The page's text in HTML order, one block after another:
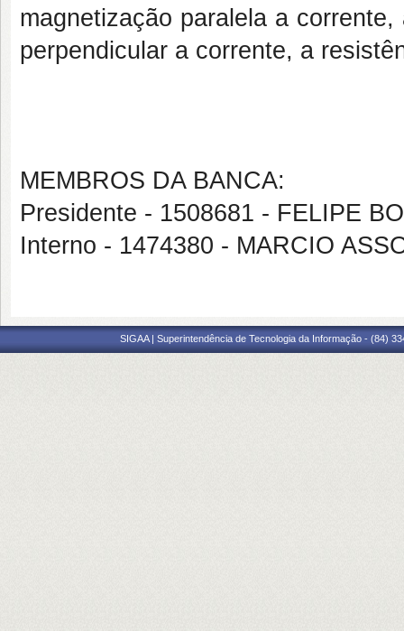
magnetização paralela a
perpendicular a corrente, a
MEMBROS DA BANCA:
Presidente - 1508681 - FELIPE
Interno - 1474380 - MARCIO
SIGAA | Superintendência de Tecnologia da Informação - (84)